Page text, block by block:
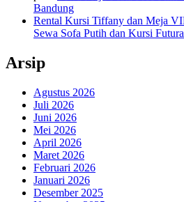
Bandung
Rental Kursi Tiffany dan Meja
Sewa Sofa Putih dan Kursi
Arsip
Agustus 2026
Juli 2026
Juni 2026
Mei 2026
April 2026
Maret 2026
Februari 2026
Januari 2026
Desember 2025